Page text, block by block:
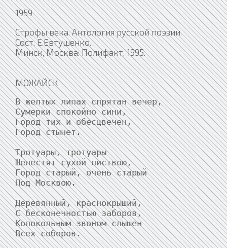
1959
Строфы века. Антология русской поэзии.
Сост. Е.Евтушенко.
Минск, Москва: Полифакт, 1995.
МОЖАЙСК
В желтых липах спрятан вечер,
Сумерки спокойно сини,
Город тих и обесцвечен,
Город стынет.
Тротуары, тротуары
Шелестят сухой листвою,
Город старый, очень старый
Под Москвою.
Деревянный, краснокрыший,
С бесконечностью заборов,
Колокольным звоном слышен
Всех соборов.